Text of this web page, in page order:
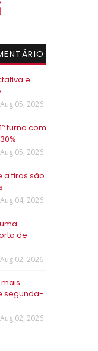
e
Aug 05, 2026
turno com
Aug 05, 2026
a tiros são
Aug 04, 2026
de
Aug 02, 2026
segunda-
Aug 02, 2026